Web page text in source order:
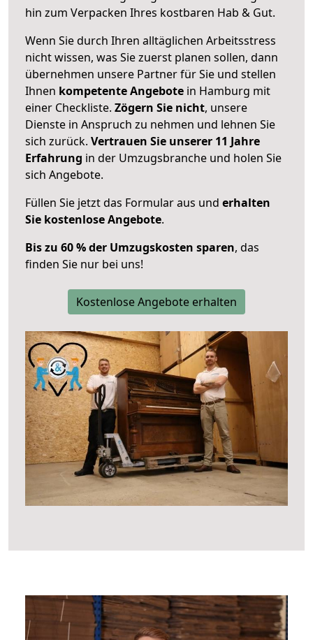
hin zum Verpacken Ihres kostbaren Hab & Gut.
Wenn Sie durch Ihren alltäglichen Arbeitsstress
nicht wissen, was Sie zuerst planen sollen, dann
übernehmen unsere Partner für Sie und stellen
Ihnen kompetente Angebote in Hamburg mit
einer Checkliste. Zögern Sie nicht, unsere
Dienste in Anspruch zu nehmen und lehnen Sie
sich zurück. Vertrauen Sie unserer 11 Jahre
Erfahrung in der Umzugsbranche und holen Sie
sich Angebote.
Füllen Sie jetzt das Formular aus und erhalten
Sie kostenlose Angebote.
Bis zu 60 % der Umzugskosten sparen, das
finden Sie nur bei uns!
Kostenlose Angebote erhalten